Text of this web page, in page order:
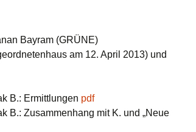
Bayram (GRÜNE)
am 12. April 2013) und
B.: Ermittlungen pdf
B.: Zusammenhang mit K. und „Neue